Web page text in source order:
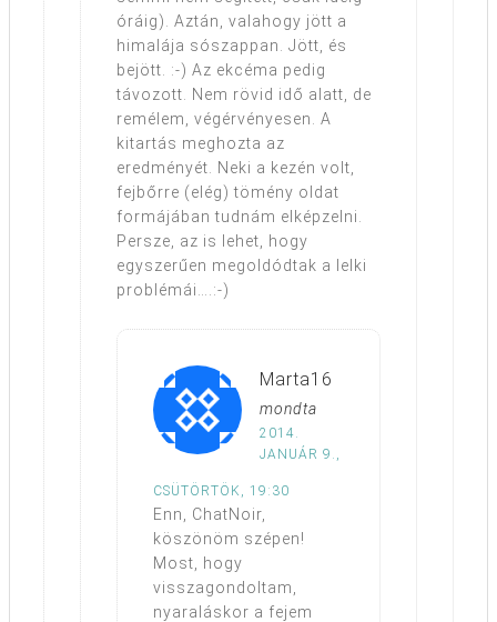
óráig). Aztán, valahogy jött a
himalája sószappan. Jött, és
bejött. :-) Az ekcéma pedig
távozott. Nem rövid idő alatt, de
remélem, végérvényesen. A
kitartás meghozta az
eredményét. Neki a kezén volt,
fejbőrre (elég) tömény oldat
formájában tudnám elképzelni.
Persze, az is lehet, hogy
egyszerűen megoldódtak a lelki
problémái….:-)
Marta16
mondta
2014.
JANUÁR 9.,
CSÜTÖRTÖK, 19:30
Enn, ChatNoir,
köszönöm szépen!
Most, hogy
visszagondoltam,
nyaraláskor a fejem